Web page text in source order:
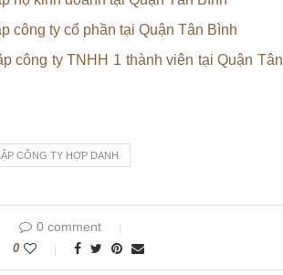
công ty cổ phần tại Quận Tân Bình
công ty TNHH 1 thành viên tại Quận Tân
CÔNG TY HỢP DANH
0 comment
0